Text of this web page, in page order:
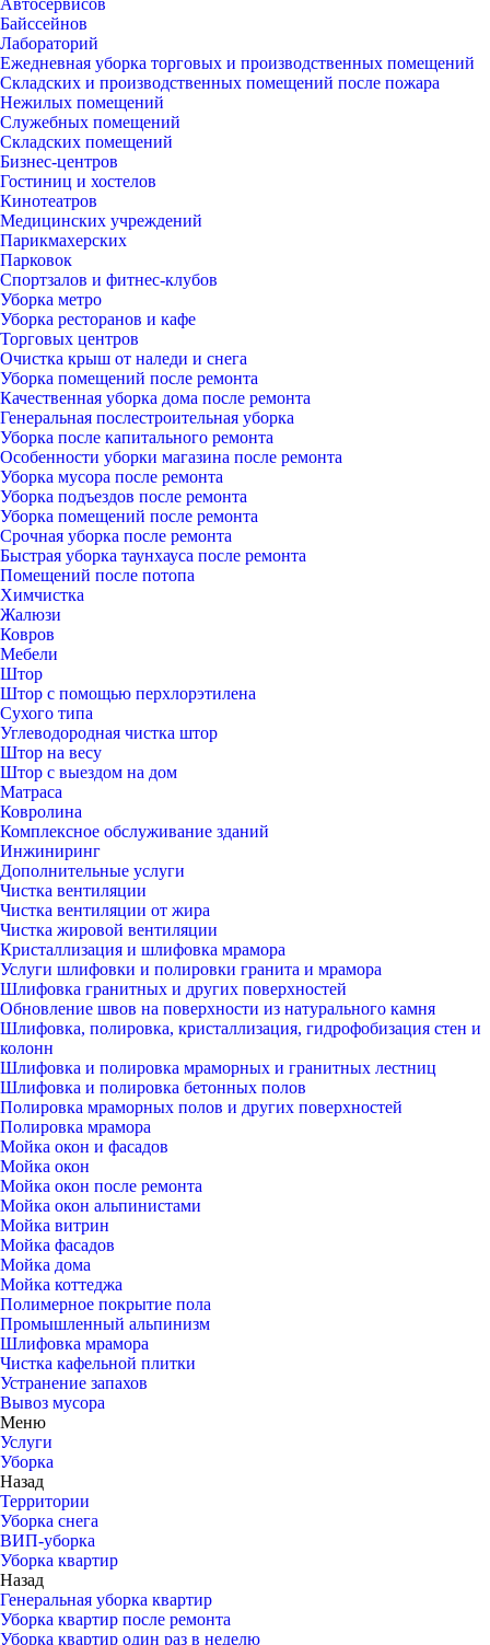
Автосервисов
Байссейнов
Лабораторий
Ежедневная уборка торговых и производственных помещений
Складских и производственных помещений после пожара
Нежилых помещений
Служебных помещений
Складских помещений
Бизнес-центров
Гостиниц и хостелов
Кинотеатров
Медицинских учреждений
Парикмахерских
Парковок
Спортзалов и фитнес-клубов
Уборка метро
Уборка ресторанов и кафе
Торговых центров
Очистка крыш от наледи и снега
Уборка помещений после ремонта
Качественная уборка дома после ремонта
Генеральная послестроительная уборка
Уборка после капитального ремонта
Особенности уборки магазина после ремонта
Уборка мусора после ремонта
Уборка подъездов после ремонта
Уборка помещений после ремонта
Срочная уборка после ремонта
Быстрая уборка таунхауса после ремонта
Помещений после потопа
Химчистка
Жалюзи
Ковров
Мебели
Штор
Штор с помощью перхлорэтилена
Сухого типа
Углеводородная чистка штор
Штор на весу
Штор с выездом на дом
Матраса
Ковролина
Комплексное обслуживание зданий
Инжиниринг
Дополнительные услуги
Чистка вентиляции
Чистка вентиляции от жира
Чистка жировой вентиляции
Кристаллизация и шлифовка мрамора
Услуги шлифовки и полировки гранита и мрамора
Шлифовка гранитных и других поверхностей
Обновление швов на поверхности из натурального камня
Шлифовка, полировка, кристаллизация, гидрофобизация стен и
колонн
Шлифовка и полировка мраморных и гранитных лестниц
Шлифовка и полировка бетонных полов
Полировка мраморных полов и других поверхностей
Полировка мрамора
Мойка окон и фасадов
Мойка окон
Мойка окон после ремонта
Мойка окон альпинистами
Мойка витрин
Мойка фасадов
Мойка дома
Мойка коттеджа
Полимерное покрытие пола
Промышленный альпинизм
Шлифовка мрамора
Чистка кафельной плитки
Устранение запахов
Вывоз мусора
Меню
Услуги
Уборка
Назад
Территории
Уборка снега
ВИП-уборка
Уборка квартир
Назад
Генеральная уборка квартир
Уборка квартир после ремонта
Уборка квартир один раз в неделю